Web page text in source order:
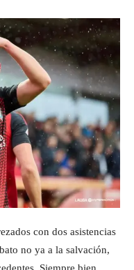
con dos asistencias
no ya a la salvación,